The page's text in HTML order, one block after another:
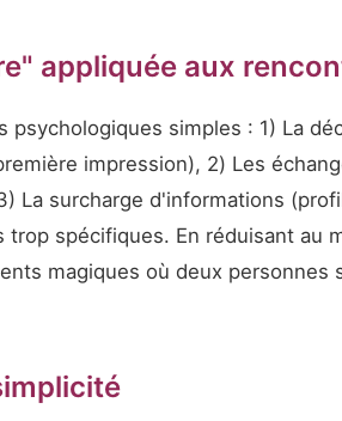
appliquée aux
psychologiques simples : 1) La
impression), 2) Les
La surcharge d'informations
spécifiques. En réduisant au
magiques où deux